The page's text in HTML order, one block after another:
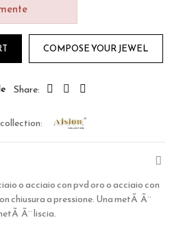
COMPOSE YOUR JEWEL
o acciaio con pvd oro o acciaio con
chiusura a pressione. Una metÃ Ã¨
Ã¨ liscia.